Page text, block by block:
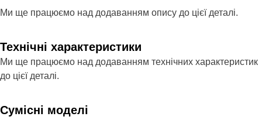
Ми ще працюємо над додаванням опису до цієї деталі.
Технічні характеристики
Ми ще працюємо над додаванням технічних характеристик
до цієї деталі.
Сумісні моделі